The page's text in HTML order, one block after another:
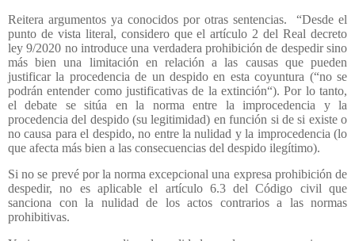
Reitera argumentos ya conocidos por otras sentencias.
“Desde el
punto de vista literal, considero que el artículo 2 del Real decreto
ley 9/2020 no introduce una verdadera prohibición de despedir sino
más bien una limitación en relación a las causas que pueden
justificar la procedencia de un despido en esta coyuntura (“no se
podrán entender como justificativas de la extinción“). Por lo tanto,
el debate se sitúa en la norma entre la improcedencia y la
procedencia del despido (su legitimidad) en función si de si existe o
no causa para el despido, no entre la nulidad y la improcedencia (lo
que afecta más bien a las consecuencias del despido ilegítimo).
Si no se prevé por la norma excepcional una expresa prohibición de
despedir, no es aplicable el artículo 6.3 del Código civil que
sanciona con la nulidad de los actos contrarios a las normas
prohibitivas.